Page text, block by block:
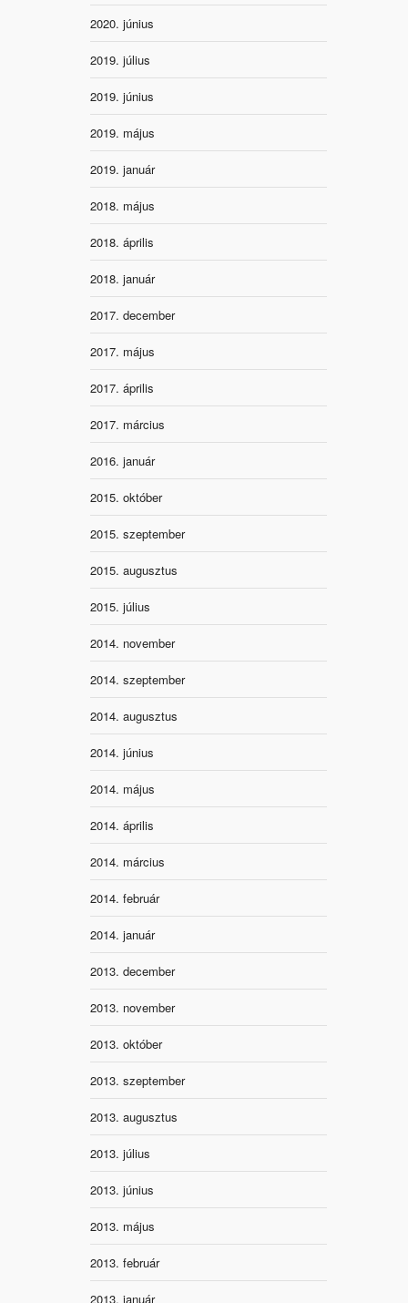
2020. június
2019. július
2019. június
2019. május
2019. január
2018. május
2018. április
2018. január
2017. december
2017. május
2017. április
2017. március
2016. január
2015. október
2015. szeptember
2015. augusztus
2015. július
2014. november
2014. szeptember
2014. augusztus
2014. június
2014. május
2014. április
2014. március
2014. február
2014. január
2013. december
2013. november
2013. október
2013. szeptember
2013. augusztus
2013. július
2013. június
2013. május
2013. február
2013. január